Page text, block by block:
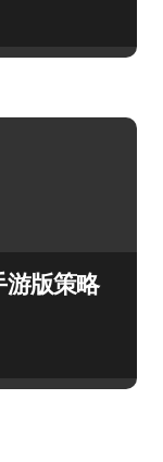
游版策略